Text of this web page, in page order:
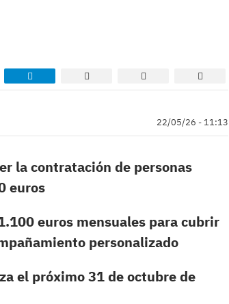
22/05/26 - 11:13
la contratación de personas
euros
euros mensuales para cubrir
personalizado
el próximo 31 de octubre de